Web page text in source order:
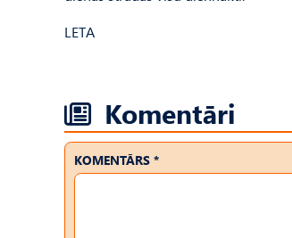
LETA
Komentāri
KOMENTĀRS *